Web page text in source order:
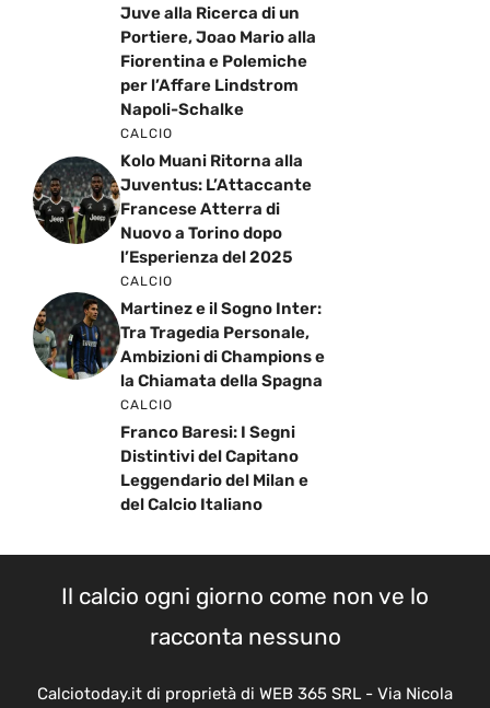
Juve alla Ricerca di un
Portiere, Joao Mario alla
Fiorentina e Polemiche
per l’Affare Lindstrom
Napoli-Schalke
CALCIO
Kolo Muani Ritorna alla
Juventus: L’Attaccante
Francese Atterra di
Nuovo a Torino dopo
l’Esperienza del 2025
CALCIO
Martinez e il Sogno Inter:
Tra Tragedia Personale,
Ambizioni di Champions e
la Chiamata della Spagna
CALCIO
Franco Baresi: I Segni
Distintivi del Capitano
Leggendario del Milan e
del Calcio Italiano
Il calcio ogni giorno come non ve lo
racconta nessuno
Calciotoday.it di proprietà di WEB 365 SRL - Via Nicola